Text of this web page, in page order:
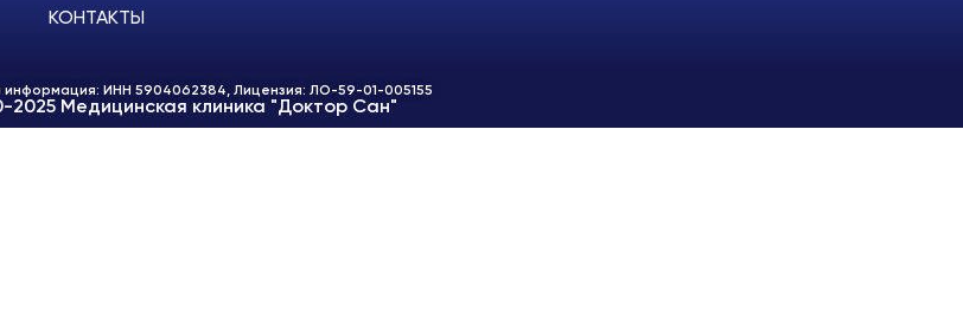
КОНТАКТЫ
ИНН 5904062384, Лицензия: ЛО-59-01-005155
2025 Медицинская клиника "Доктор Сан"